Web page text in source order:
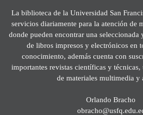
La biblioteca de la Universidad San
servicios diariamente para la atención de
donde pueden encontrar una seleccionada
de libros impresos y electrónicos en
conocimiento, además cuenta con
importantes revistas científicas y técnicas,
de materiales multimedia y
Orlando Bracho